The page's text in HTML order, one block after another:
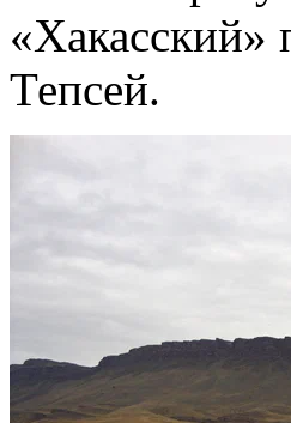
«Хакасский»
Тепсей.